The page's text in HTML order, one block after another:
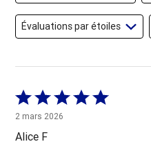
Évaluations par étoiles
Coté
5 sur
5
2 mars 2026
Alice F